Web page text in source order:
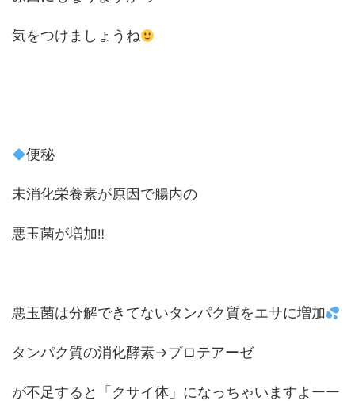
気をつけましょうね
便秘
未消化栄養素が原因で腸内の
悪玉菌が増加‼
悪玉菌は分解できてないタンパク質をエサに増加
タンパク質の消化酵素→プロテアーゼ
が不足すると「クサイ体」になっちゃいますよーー